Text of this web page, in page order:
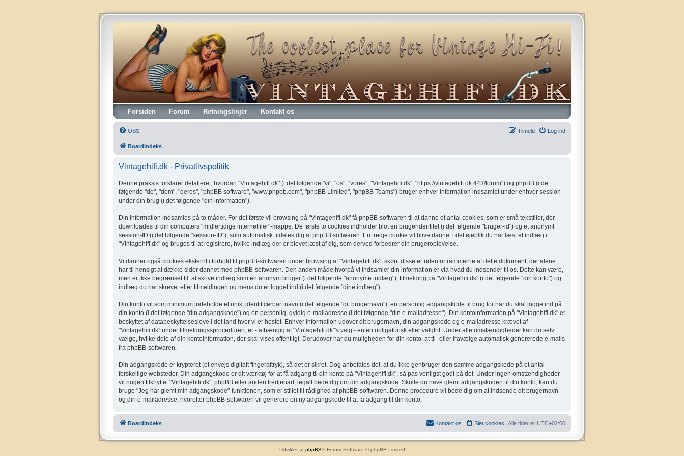
Vintagehifi.dk
Forsiden Forum Retningslinjer Kontakt os
OSS Log ind
Tilmeld
Boardindeks
Vintagehifi.dk - Privatlivspolitik
Denne praksis forklarer detaljeret, hvordan "Vintagehifi.dk" (i det følgende "vi", "os", "vores", "Vintagehifi.dk", "https://vintagehifi.dk:443/forum") og phpBB (i det
følgende "de", "dem", "deres", "phpBB software", "www.phpbb.com", "phpBB Limited", "phpBB Teams") bruger enhver information indsamlet under enhver session
under din brug (i det følgende "din information").
Din information indsamles på to måder. For det første vil browsing på "Vintagehifi.dk" få phpBB-softwaren til at danne et antal cookies, som er små tekstfiler, der
downloades til din computers "midlertidige internetfiler"-mappe. De første to cookies indholder blot en brugeridentitet (i det følgende "bruger-id") og et anonymt
session-ID (i det følgende "session-ID"), som automatisk tildeles dig af phpBB softwaren. En tredje cookie vil blive dannet i det øjeblik du har læst et indlæg i
"Vintagehifi.dk" og bruges til at registrere, hvilke indlæg der er blevet læst af dig, som derved forbedrer din brugeroplevelse.
Vi danner også cookies eksternt i forhold til phpBB-softwaren under browsing af "Vintagehifi.dk", skønt disse er udenfor rammerne af dette dokument, der alene
har til hensigt at dække sider dannet med phpBB-softwaren. Den anden måde hvorpå vi indsamler din information er via hvad du indsender til os. Dette kan være,
men er ikke begrænset til: at skrive indlæg som en anonym bruger (i det følgende "anonyme indlæg"), tilmelding på "Vintagehifi.dk" (i det følgende "din konto") og
indlæg du har skrevet efter tilmeldingen og mens du er logget ind (i det følgende "dine indlæg").
Din konto vil som minimum indeholde et unikt identificerbart navn (i det følgende "dit brugernavn"), en personlig adgangskode til brug for når du skal logge ind på
din konto (i det følgende "din adgangskode") og en personlig, gyldig e-mailadresse (i det følgende "din e-mailadresse"). Din kontoinformation på "Vintagehifi.dk" er
beskyttet af databeskyttelseslove i det land hvor vi er hostet. Enhver information udover dit brugernavn, din adgangskode og e-mailadresse krævet af
"Vintagehifi.dk" under tilmeldingssproceduren, er - afhængig af "Vintagehifi.dk"'s valg - enten obligatorisk eller valgfrit. Under alle omstændigheder kan du selv
vælge, hvilke dele af din kontoinformation, der skal vises offentligt. Derudover har du muligheden for din konto, at til- eller fravælge automatisk genererede e-mails
fra phpBB-softwaren.
Din adgangskode er krypteret (et envejs digitalt fingeraftryk), så det er sikret. Dog anbefales det, at du ikke genbruger den samme adgangskode på et antal
forskellige websteder. Din adgangskode er dit værktøj for at få adgang til din konto på "Vintagehifi.dk", så pas venligst godt på det. Under ingen omstændigheder
vil nogen tilknyttet "Vintagehifi.dk", phpBB eller anden tredjepart, legalt bede dig om din adgangskode. Skulle du have glemt adgangskoden til din konto, kan du
bruge "Jeg har glemt min adgangskode"-funktionen, som er stillet til rådighed af phpBB-softwaren. Denne procedure vil bede dig om at indsende dit brugernavn
og din e-mailadresse, hvorefter phpBB-softwaren vil generere en ny adgangskode til at få adgang til din konto.
Boardindeks Alle tider er UTC+02:00
Slet cookies
Kontakt os
Udviklet af phpBB® Forum Software © phpBB Limited